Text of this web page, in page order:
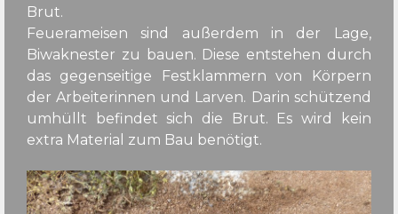
Brut.
Feuerameisen sind außerdem in der Lage,
Biwaknester zu bauen. Diese entstehen durch
das gegenseitige Festklammern von Körpern
der Arbeiterinnen und Larven. Darin schützend
umhüllt befindet sich die Brut. Es wird kein
extra Material zum Bau benötigt.